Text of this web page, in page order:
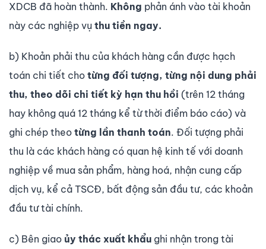
XDCB đã hoàn thành. Không phản ánh vào tài khoản
này các nghiệp vụ thu tiền ngay.
b) Khoản phải thu của khách hàng cần được hạch
toán chi tiết cho từng đối tượng, từng nội dung phải
thu, theo dõi chi tiết kỳ hạn thu hồi (trên 12 tháng
hay không quá 12 tháng kể từ thời điểm báo cáo) và
ghi chép theo từng lần thanh toán. Đối tượng phải
thu là các khách hàng có quan hệ kinh tế với doanh
nghiệp về mua sản phẩm, hàng hoá, nhận cung cấp
dịch vụ, kể cả TSCĐ, bất động sản đầu tư, các khoản
đầu tư tài chính.
c) Bên giao ủy thác xuất khẩu ghi nhận trong tài